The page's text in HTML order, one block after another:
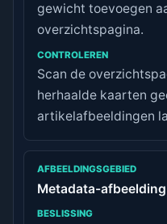
gewicht toevoegen
overzichtspagina.
Scan de
herhaalde kaarten
artikelafbeeldingen
Metadata-afbeelding